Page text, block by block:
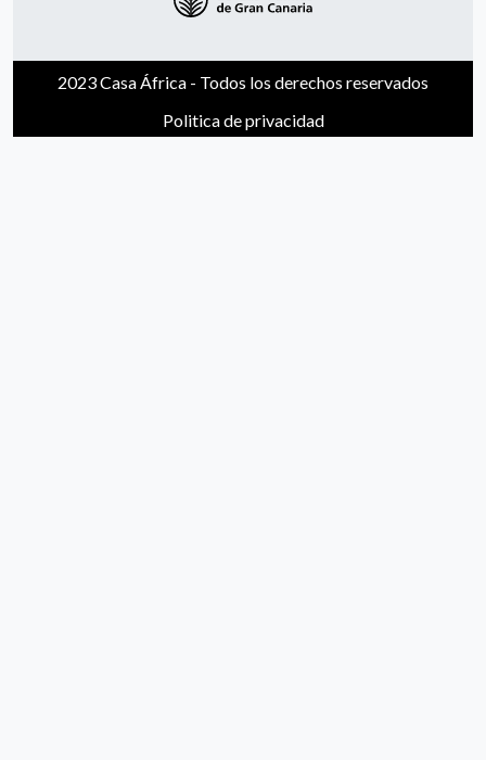
2023 Casa África - Todos los derechos reservados
Politica de privacidad